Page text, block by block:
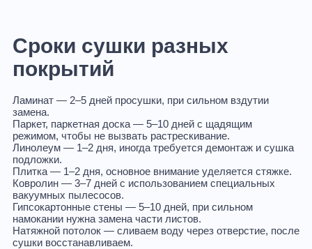
Сроки сушки разных
покрытий
Ламинат— 2–5 дней просушки, при сильном вздутии
замена.
Паркет, паркетная доска— 5–10 дней с щадящим
режимом, чтобы не вызвать растрескивание.
Линолеум— 1–2 дня, иногда требуется демонтаж и сушка
подложки.
Плитка— 1–2 дня, основное внимание уделяется стяжке.
Ковролин— 3–7 дней с использованием специальных
вакуумных пылесосов.
Гипсокартонные стены — 5–10 дней, при сильном
намокании нужна замена части листов.
Натяжной потолок— сливаем воду через отверстие, после
сушки восстанавливаем.